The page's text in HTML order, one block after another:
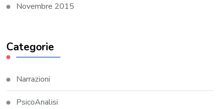
Novembre 2015
Categorie
Narrazioni
PsicoAnalisi